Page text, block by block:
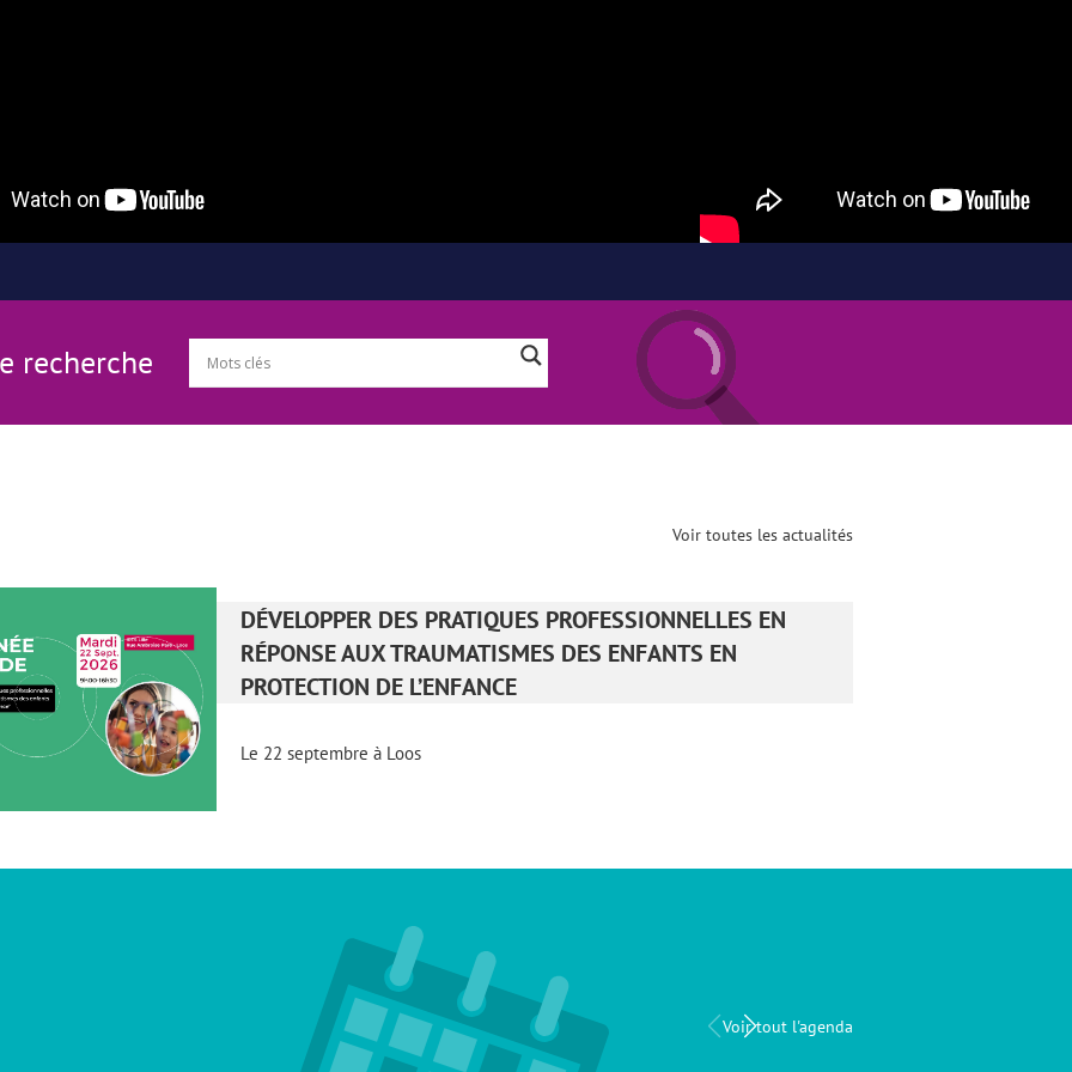
recherche
Voir toutes les actualités
DÉVELOPPER DES PRATIQUES PROFESSIONNELLES EN
RÉPONSE AUX TRAUMATISMES DES ENFANTS EN
PROTECTION DE L’ENFANCE
Le 22 septembre à Loos
Voir tout l'agenda